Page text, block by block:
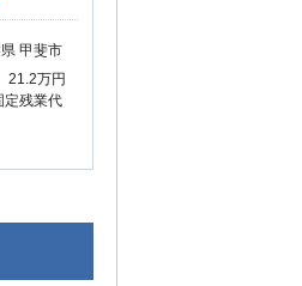
甲斐市
万円
定残業代